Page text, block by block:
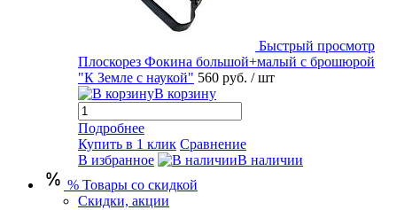
Быстрый просмотр
Плоскорез Фокина большой+малый с брошюрой
"К Земле с наукой" 560 руб. / шт
В корзину
Подробнее
Купить в 1 клик Сравнение
В избранное
В наличии
% Товары со скидкой
Скидки, акции